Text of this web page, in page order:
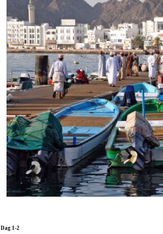
Dag 1-2